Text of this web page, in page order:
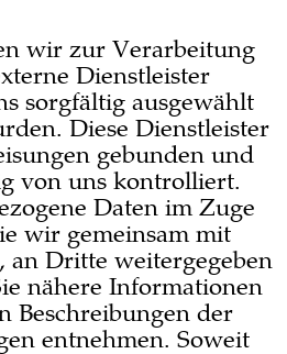
wir zur Verarbeitung
Dienstleister
sorgfältig ausgewählt
Diese Dienstleister
gebunden und
von uns kontrolliert.
Daten im Zuge
wir gemeinsam mit
an Dritte weitergegeben
nähere Informationen
Beschreibungen der
entnehmen. Soweit